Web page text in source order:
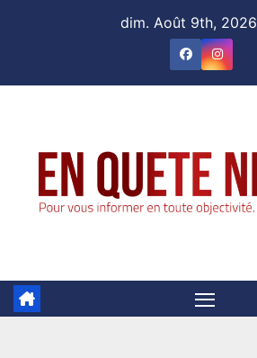
dim. Août 9th, 2026